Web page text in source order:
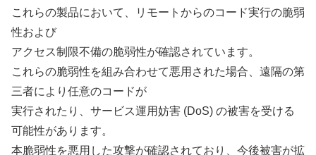
これらの製品において、リモートからのコード実行の脆弱
性および
アクセス制限不備の脆弱性が確認されています。
これらの脆弱性を組み合わせて悪用された場合、遠隔の第
三者により任意のコードが
実行されたり、サービス運用妨害 (DoS) の被害を受ける
可能性があります。
本脆弱性を悪用した攻撃が確認されており、今後被害が拡